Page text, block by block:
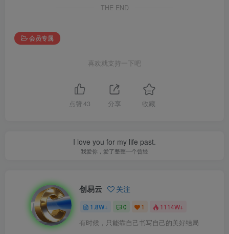
THE END
会员专属
喜欢就支持一下吧
点赞 43 分享 收藏
I love you for my life past.
我爱你，爱了整整一个曾经
创易云 关注
1.8W+ 0 1 1114W+
有时候，只能靠自己书写自己的美好结局